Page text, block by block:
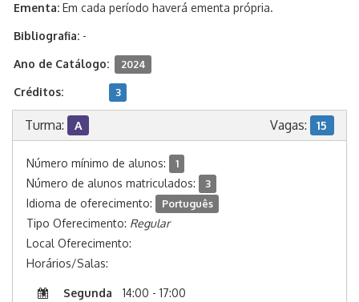
Ementa: Em cada período haverá ementa própria.
Bibliografia: -
Ano de Catálogo: 2024
Créditos: 3
Turma: A Vagas: 15
Número mínimo de alunos: 1
Número de alunos matriculados: 3
Idioma de oferecimento: Português
Tipo Oferecimento: Regular
Local Oferecimento:
Horários/Salas:
Segunda
14:00 - 17:00